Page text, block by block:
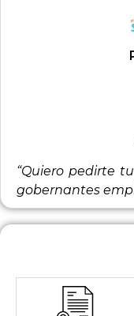
“Quiero pedirte
gobernantes